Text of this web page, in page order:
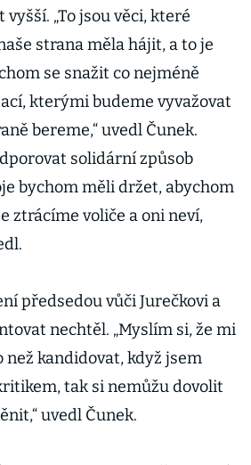
„To jsou věci, které
strana měla hájit, a to je
se snažit co nejméně
kterými budeme vyvažovat
bereme,“ uvedl Čunek.
solidární způsob
bychom měli držet, abychom
ztrácíme voliče a oni neví,
předsedou vůči Jurečkovi a
nechtěl. „Myslím si, že mi
než kandidovat, když jsem
tak si nemůžu dovolit
uvedl Čunek.